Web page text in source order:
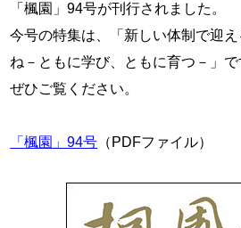
「楓園」94号が刊行されました。
今号の特集は、「新しい体制で迎
ね－ともに学び、ともに育つ－」で
ぜひご覧ください。
「楓園」94号 （PDFファイル）